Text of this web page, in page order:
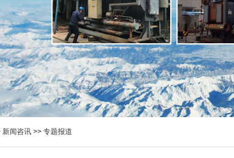
新闻咨讯 >> 专题报道